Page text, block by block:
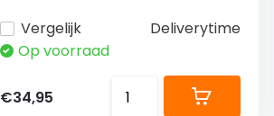
Vergelijk
Deliverytime
Op voorraad
€34,95